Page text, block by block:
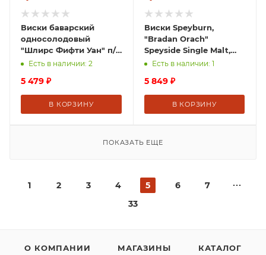
Виски баварский
односолодовый
"Шлирс Фифти Уан" п/у
0,7 л Германия
Есть в наличии: 2
5 479 ₽
В КОРЗИНУ
Виски Speyburn,
"Bradan Orach"
Speyside Single Malt,
1.75 л
Есть в наличии: 1
5 849₽
В КОРЗИНУ
ПОКАЗАТЬ ЕЩЕ
1 2 3 4 5 6
7
33
О КОМПАНИИ МАГАЗИНЫ КАТАЛОГ